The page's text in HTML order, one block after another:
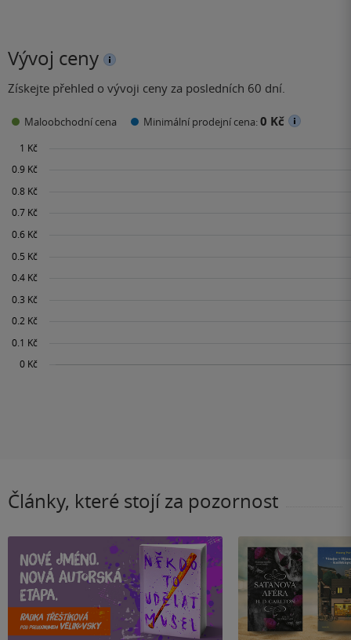
Vývoj ceny
Získejte přehled o vývoji ceny za posledních 60 dní.
Maloobchodní cena Minimální prodejní cena:0 Kč
Články, které stojí za pozornost